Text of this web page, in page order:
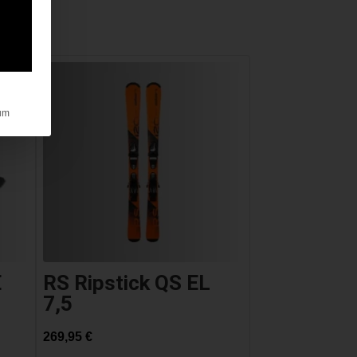
RS Ripstick QS EL
7,5
269,95 €